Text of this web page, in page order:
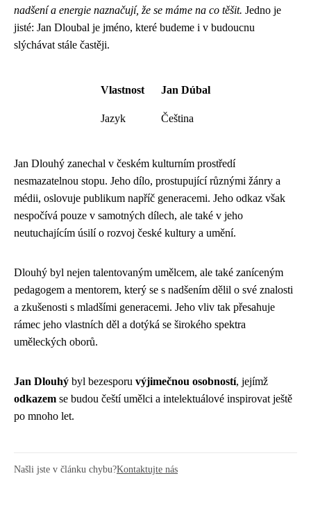
nadšení a energie naznačují, že se máme na co těšit. Jedno je
jisté: Jan Dloubal je jméno, které budeme i v budoucnu
slýchávat stále častěji.
Vlastnost Jan Dúbal
Jazyk Čeština
Jan Dlouhý zanechal v českém kulturním prostředí
nesmazatelnou stopu. Jeho dílo, prostupující různými žánry a
médii, oslovuje publikum napříč generacemi. Jeho odkaz však
nespočívá pouze v samotných dílech, ale také v jeho
neutuchajícím úsilí o rozvoj české kultury a umění.
Dlouhý byl nejen talentovaným umělcem, ale také zaníceným
pedagogem a mentorem, který se s nadšením dělil o své znalosti
a zkušenosti s mladšími generacemi. Jeho vliv tak přesahuje
rámec jeho vlastních děl a dotýká se širokého spektra
uměleckých oborů.
Jan Dlouhý byl bezesporu výjimečnou osobností, jejímž
odkazem se budou čeští umělci a intelektuálové inspirovat ještě
po mnoho let.
Našli jste v článku chybu?Kontaktujte nás